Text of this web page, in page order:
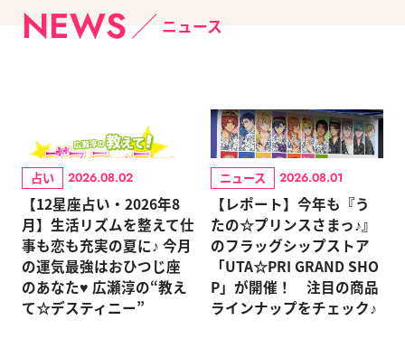
NEWS ニュース
占い 2026.08.02
【12星座占い・2026年8
月】生活リズムを整えて仕
事も恋も充実の夏に♪ 今月
の運気最強はおひつじ座
のあなた♥ 広瀬淳の“教え
て☆デスティニー”
ニュース 2026.08.01
【レポート】今年も『う
たの☆プリンスさまっ♪』
のフラッグシップストア
「UTA☆PRI GRAND SHO
P」が開催！ 注目の商品
ラインナップをチェック♪